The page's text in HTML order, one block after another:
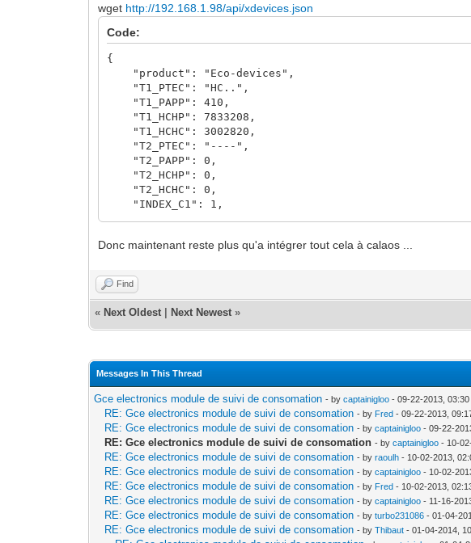
<T1_EJPHPM>0</T1_EJPHPM>
<T1_BBRHPJB>0</T1_BBRHPJB>
<T1_BBRHCJW>0</T1_BBRHCJW>
<T1_BBRHPJW>0</T1_BBRHPJW>
<T1_BBRHCJR>0</T1_BBRHCJR>
<T1_BBRHPJR>0</T1_BBRHPJR>
<T1_PEJP>0</T1_PEJP>
<T1_PTEC>HC</T1_PTEC>
<T1_DEMAIN>----</T1_DEMAIN>
<T1_IINST>2</T1_IINST>
<T1_IINST1>0</T1_IINST1>
<T1_IINST2>0</T1_IINST2>
<T1_IINST3>0</T1_IINST3>
<T1_ADPS>0</T1_ADPS>
<T1_IMAX1>0</T1_IMAX1>
<T1_PPAP>410</T1_PPAP>
<T1_HHPHC>A</T1_HHPHC>
<T1_MOTDETAT>000000</T1_MOTDETAT>
<T1_PPOT>-</T1_PPOT>
<!-- TELEINFO 2 -->
<T2_ADCO>----</T2_ADCO>
<T2_OPTARIF>----</T2_OPTARIF>
<T2_ISOUSC>0</T2_ISOUSC>
<T2_BASE>0</T2_BASE>
<T2_HCHC>0</T2_HCHC>
<T2_HCHP>0</T2_HCHP>
<T2_EJPHN>0</T2_EJPHN>
<T2_EJPHPM>0</T2_EJPHPM>
<T2_BBRHCJB>0</T2_BBRHCJB>
wget http://192.168.1.98/api/xdevices.json
Code:
{
"product": "Eco-devices",
"T1_PTEC": "HC..",
"T1_PAPP": 410,
"T1_HCHP": 7833208,
"T1_HCHC": 3002820,
"T2_PTEC": "----",
"T2_PAPP": 0,
"T2_HCHP": 0,
"T2_HCHC": 0,
"INDEX_C1": 1,
Donc maintenant reste plus qu'a intégrer tout cela à calaos ...
Find
« Next Oldest Next Newest »
Messages In This Thread
Gce electronics module de suivi de consomation - bycaptainigloo - 09-22-2013, 03:30
RE: Gce electronics module de suivi de consomation - by Fred - 09-22-2013,
RE: Gce electronics module de suivi de consomation - bycaptainigloo - 09-22-
RE: Gce electronics module de suivi de consomation - bycaptainigloo - 10-
RE: Gce electronics module de suivi de consomation - byraoulh - 10-02-2013,
RE: Gce electronics module de suivi de consomation - bycaptainigloo - 10-02-
RE: Gce electronics module de suivi de consomation - by Fred - 10-02-2013,
RE: Gce electronics module de suivi de consomation - bycaptainigloo - 11-16-
RE: Gce electronics module de suivi de consomation - byturbo231086 - 01-04-
RE: Gce electronics module de suivi de consomation - byThibaut - 01-04-2014,